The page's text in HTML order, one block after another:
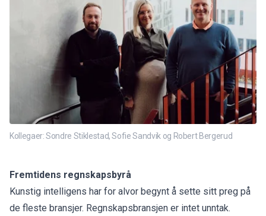
Kollegaer: Sondre Stiklestad, Sofie Sandvik og Robert Bergerud
Fremtidens regnskapsbyrå
Kunstig intelligens har for alvor begynt å sette sitt preg på
de fleste bransjer. Regnskapsbransjen er intet unntak.